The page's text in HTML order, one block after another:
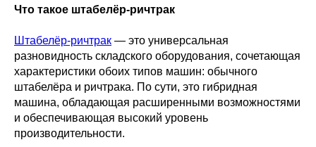
Что такое штабелёр-ричтрак
Штабелёр-ричтрак — это универсальная
разновидность складского оборудования, сочетающая
характеристики обоих типов машин: обычного
штабелёра и ричтрака. По сути, это гибридная
машина, обладающая расширенными возможностями
и обеспечивающая высокий уровень
производительности.